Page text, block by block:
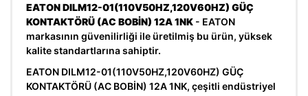
EATON DILM12-01(110V50HZ,120V60HZ) GÜÇ
KONTAKTÖRÜ (AC BOBİN) 12A 1NK - EATON
markasının güvenilirliği ile üretilmiş bu ürün, yüksek
kalite standartlarına sahiptir.
EATON DILM12-01(110V50HZ,120V60HZ) GÜÇ
KONTAKTÖRÜ (AC BOBİN) 12A 1NK, çeşitli endüstriyel